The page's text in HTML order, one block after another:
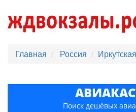
Главная Россия
Поиск дешёвых